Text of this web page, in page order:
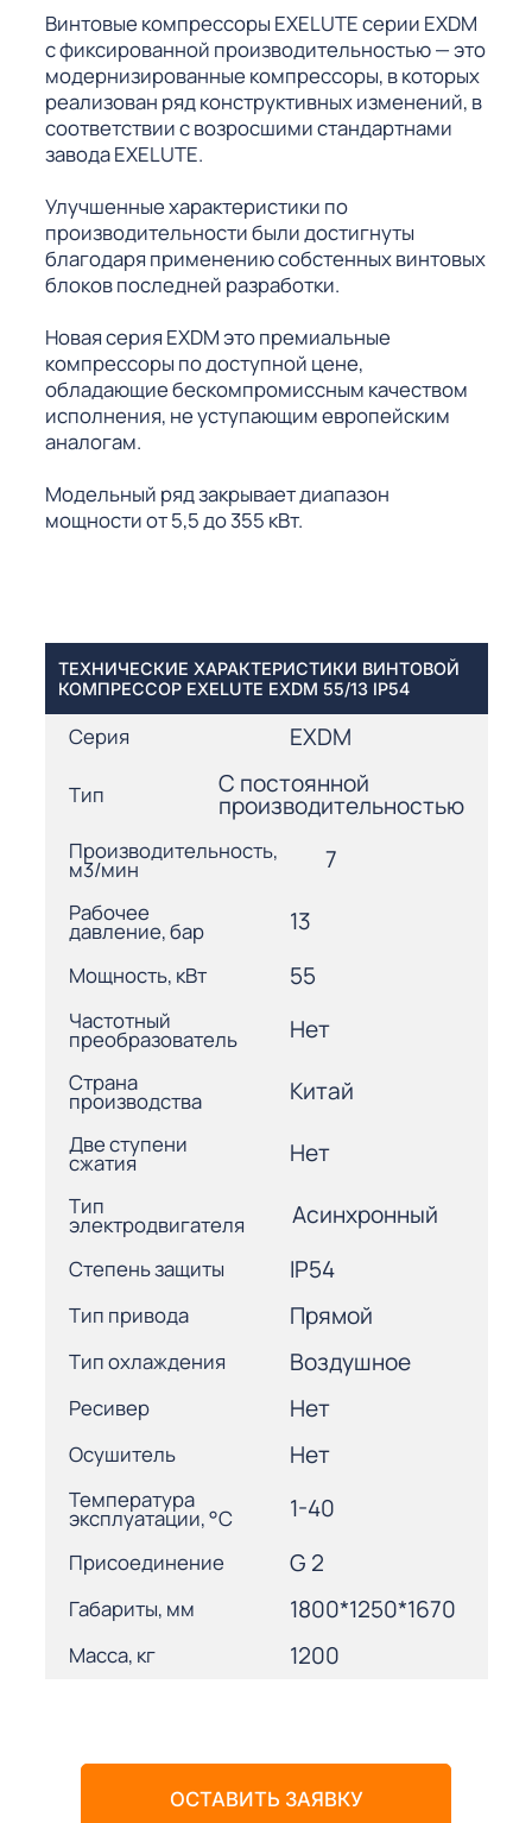
Винтовые компрессоры EXELUTE серии EXDM
с фиксированной производительностью — это
модернизированные компрессоры, в которых
реализован ряд конструктивных изменений, в
соответствии с возросшими стандартнами
завода EXELUTE.
Улучшенные характеристики по
производительности были достигнуты
благодаря применению собстенных винтовых
блоков последней разработки.
Новая серия EXDM это премиальные
компрессоры по доступной цене,
обладающие бескомпромиссным качеством
исполнения, не уступающим европейским
аналогам.
Модельный ряд закрывает диапазон
мощности от 5,5 до 355 кВт.
ТЕХНИЧЕСКИЕ ХАРАКТЕРИСТИКИ ВИНТОВОЙ
КОМПРЕССОР EXELUTE EXDM 55/13 IP54
Серия EXDM
Тип С постоянной
производительностью
Производительность,
м3/мин 7
Рабочее
давление, бар 13
Мощность, кВт 55
Частотный
преобразователь Нет
Страна
производства Китай
Две ступени
сжатия Нет
Тип
электродвигателя Асинхронный
Степень защиты IP54
Тип привода Прямой
Тип охлаждения Воздушное
Ресивер Нет
Осушитель Нет
Температура
эксплуатации, °С 1-40
Присоединение G 2
Габариты, мм 1800*1250*1670
Масса, кг 1200
ОСТАВИТЬ ЗАЯВКУ